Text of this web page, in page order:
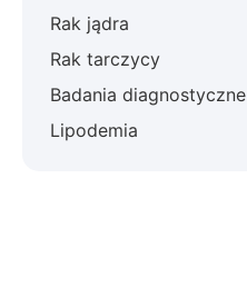
Rak jądra
Rak tarczycy
Badania diagnostyczne
Lipodemia